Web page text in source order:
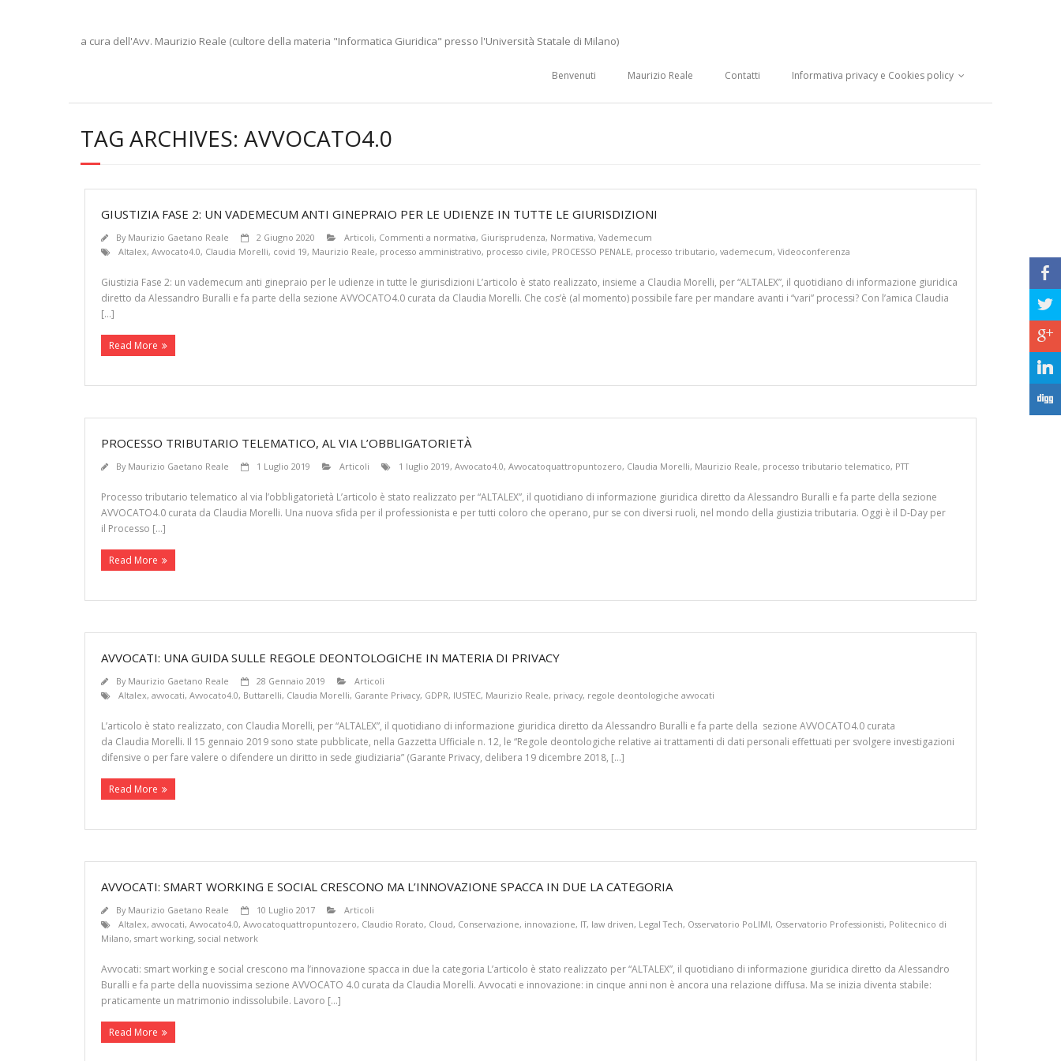
a cura dell'Avv. Maurizio Reale (cultore della materia "Informatica Giuridica" presso l'Università Statale di Milano)
Benvenuti Maurizio Reale Contatti Informativa privacy e Cookies policy
TAG ARCHIVES: AVVOCATO4.0
GIUSTIZIA FASE 2: UN VADEMECUM ANTI GINEPRAIO PER LE UDIENZE IN TUTTE LE GIURISDIZIONI
By Maurizio Gaetano Reale 2 Giugno 2020 Articoli, Commenti a normativa, Giurisprudenza, Normativa, Vademecum
Altalex, Avvocato4.0, Claudia Morelli, covid 19, Maurizio Reale, processo amministrativo, processo civile, PROCESSO PENALE, processo tributario, vademecum, Videoconferenza
Giustizia Fase 2: un vademecum anti ginepraio per le udienze in tutte le giurisdizioni L’articolo è stato realizzato, insieme a Claudia Morelli, per “ALTALEX”, il quotidiano di informazione giuridica
diretto da Alessandro Buralli e fa parte della sezione AVVOCATO4.0 curata da Claudia Morelli. Che cos’è (al momento) possibile fare per mandare avanti i “vari” processi? Con l’amica Claudia
[…]
Read More
PROCESSO TRIBUTARIO TELEMATICO, AL VIA L’OBBLIGATORIETÀ
By Maurizio Gaetano Reale 1 Luglio 2019 Articoli 1 luglio 2019, Avvocato4.0, Avvocatoquattropuntozero, Claudia Morelli, Maurizio Reale, processo tributario telematico, PTT
Processo tributario telematico al via l’obbligatorietà L’articolo è stato realizzato per “ALTALEX”, il quotidiano di informazione giuridica diretto da Alessandro Buralli e fa parte della sezione
AVVOCATO4.0 curata da Claudia Morelli. Una nuova sfida per il professionista e per tutti coloro che operano, pur se con diversi ruoli, nel mondo della giustizia tributaria. Oggi è il D-Day per
il Processo […]
Read More
AVVOCATI: UNA GUIDA SULLE REGOLE DEONTOLOGICHE IN MATERIA DI PRIVACY
By Maurizio Gaetano Reale 28 Gennaio 2019
Articoli
Altalex, avvocati, Avvocato4.0, Buttarelli, Claudia Morelli, Garante Privacy, GDPR, IUSTEC, Maurizio Reale, privacy, regole deontologiche avvocati
L’articolo è stato realizzato, con Claudia Morelli, per “ALTALEX”, il quotidiano di informazione giuridica diretto da Alessandro Buralli e fa parte della sezione AVVOCATO4.0 curata
da Claudia Morelli. Il 15 gennaio 2019 sono state pubblicate, nella Gazzetta Ufficiale n. 12, le “Regole deontologiche relative ai trattamenti di dati personali effettuati per svolgere investigazioni
difensive o per fare valere o difendere un diritto in sede giudiziaria” (Garante Privacy, delibera 19 dicembre 2018, […]
Read More
AVVOCATI: SMART WORKING E SOCIAL CRESCONO MA L’INNOVAZIONE SPACCA IN DUE LA CATEGORIA
By Maurizio Gaetano Reale 10 Luglio 2017
Articoli
Altalex, avvocati, Avvocato4.0, Avvocatoquattropuntozero, Claudio Rorato, Cloud, Conservazione, innovazione, IT, law driven, Legal Tech, Osservatorio PoLIMI, Osservatorio Professionisti, Politecnico di
Milano, smart working, social network
Avvocati: smart working e social crescono ma l’innovazione spacca in due la categoria L’articolo è stato realizzato per “ALTALEX”, il quotidiano di informazione giuridica diretto da Alessandro
Buralli e fa parte della nuovissima sezione AVVOCATO 4.0 curata da Claudia Morelli. Avvocati e innovazione: in cinque anni non è ancora una relazione diffusa. Ma se inizia diventa stabile:
praticamente un matrimonio indissolubile. Lavoro […]
Read More
b
a
c
j
F